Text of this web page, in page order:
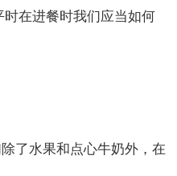
在进餐时我们应当如何
水果和点心牛奶外，在